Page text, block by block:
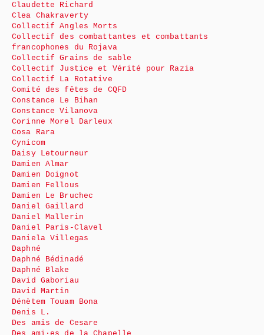
Claudette Richard
Clea Chakraverty
Collectif Angles Morts
Collectif des combattantes et combattants
francophones du Rojava
Collectif Grains de sable
Collectif Justice et Vérité pour Razia
Collectif La Rotative
Comité des fêtes de CQFD
Constance Le Bihan
Constance Vilanova
Corinne Morel Darleux
Cosa Rara
Cynicom
Daisy Letourneur
Damien Almar
Damien Doignot
Damien Fellous
Damien Le Bruchec
Daniel Gaillard
Daniel Mallerin
Daniel Paris-Clavel
Daniela Villegas
Daphné
Daphné Bédinadé
Daphné Blake
David Gaboriau
David Martin
Dénètem Touam Bona
Denis L.
Des amis de Cesare